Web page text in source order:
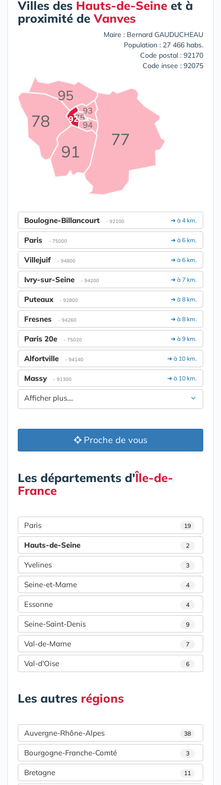
Villes des Hauts-de-Seine et à
proximité deVanves
Maire : Bernard GAUDUCHEAU
Population : 27 466 habs.
Code postal : 92170
Code insee : 92075
75
77
78
91
92
93
94
95
➔ à 4 km.
Boulogne-Billancourt - 92100
➔ à 6 km.
Paris - 75000
➔ à 6 km.
Villejuif - 94800
➔ à 7 km.
Ivry-sur-Seine - 94200
➔ à 8 km.
Puteaux - 92800
➔ à 8 km.
Fresnes - 94260
➔ à 9 km.
Paris 20e - 75020
➔ à 10 km.
Alfortville - 94140
➔ à 10 km.
Massy - 91300
Afficher plus....
Proche de vous
Les départements d'Île-de-
France
Paris 19
Hauts-de-Seine 2
Yvelines 3
Seine-et-Marne 4
Essonne 4
Seine-Saint-Denis 9
Val-de-Marne 7
Val-d'Oise 6
Les autres régions
Auvergne-Rhône-Alpes 38
Bourgogne-Franche-Comté 3
Bretagne 11